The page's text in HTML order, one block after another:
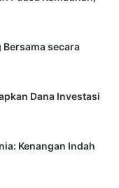
secara
Dana Investasi
Kenangan Indah